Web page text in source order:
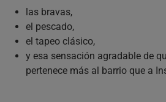
las bravas,
el pescado,
el tapeo clásico,
y esa sensación agradable de
pertenece más al barrio que a